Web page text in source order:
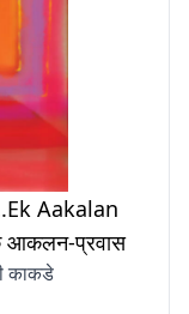
Aakalan
आकलन-प्रवास
काकडे